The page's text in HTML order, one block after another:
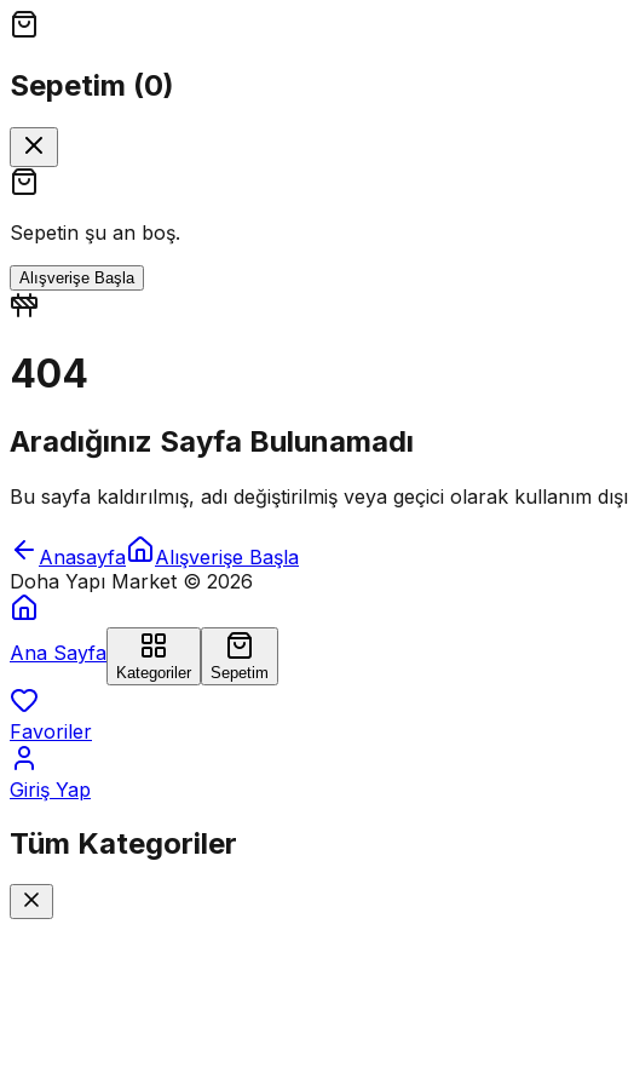
Sepetim (0)
Sepetin şu an boş.
Alışverişe Başla
404
Aradığınız Sayfa Bulunamadı
Bu sayfa kaldırılmış, adı değiştirilmiş veya geçici olarak kullanım
Anasayfa
Alışverişe Başla
Doha Yapı Market © 2026
Ana Sayfa
Kategoriler Sepetim
Favoriler
Giriş Yap
Tüm Kategoriler